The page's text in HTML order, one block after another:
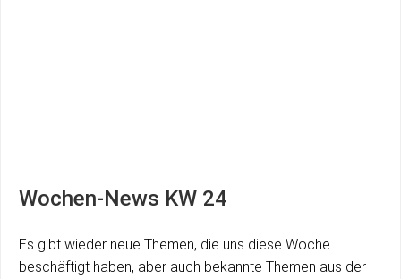
Wochen-News KW 24
Es gibt wieder neue Themen, die uns diese Woche
beschäftigt haben, aber auch bekannte Themen aus der